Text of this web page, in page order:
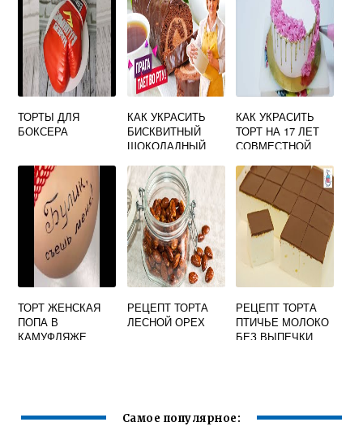
ТОРТЫ ДЛЯ
БОКСЕРА
КАК УКРАСИТЬ
БИСКВИТНЫЙ
ШОКОЛАДНЫЙ
КАК УКРАСИТЬ
ТОРТ НА 17 ЛЕТ
СОВМЕСТНОЙ
ТОРТ ЖЕНСКАЯ
ПОПА В
КАМУФЛЯЖЕ
РЕЦЕПТ ТОРТА
ЛЕСНОЙ ОРЕХ
РЕЦЕПТ ТОРТА
ПТИЧЬЕ МОЛОКО
БЕЗ ВЫПЕЧКИ
Самое популярное: